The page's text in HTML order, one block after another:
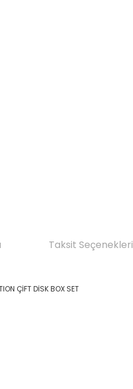
Taksit Seçenekleri
ÇİFT DİSK BOX SET